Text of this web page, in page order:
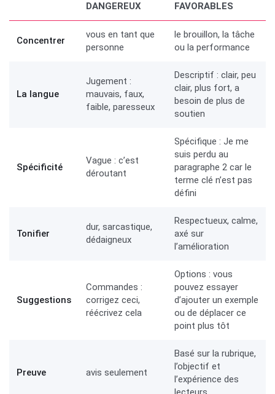
DANGEREUX
FAVORABLES
Concentrer
vous en tant que
personne
le brouillon, la tâche
ou la performance
La langue
Jugement :
mauvais, faux,
faible, paresseux
Descriptif : clair, peu
clair, plus fort, a
besoin de plus de
soutien
Spécificité
Vague : c’est
déroutant
Spécifique : Je me
suis perdu au
paragraphe 2 car le
terme clé n’est pas
défini
Tonifier
dur, sarcastique,
dédaigneux
Respectueux, calme,
axé sur
l’amélioration
Suggestions
Commandes :
corrigez ceci,
réécrivez cela
Options : vous
pouvez essayer
d’ajouter un exemple
ou de déplacer ce
point plus tôt
Preuve avis seulement
Basé sur la rubrique,
l’objectif et
l’expérience des